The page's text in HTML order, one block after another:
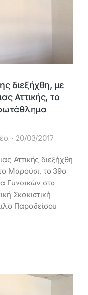
διεξήχθη, με
Αττικής, το
20/03/2017
Αττικής διεξήχθη
Μαρούσι, το 39ο
Γυναικών στο
Σκακιστική
Παραδείσου